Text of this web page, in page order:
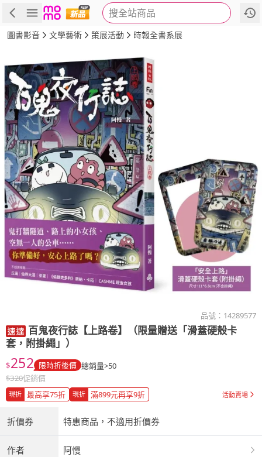
搜全站商品
商品 評價 簡介 詳細資訊
圖書影音 文學藝術 策展活動 時報全書系展
品號： 14289577
百鬼夜行誌【上路卷】（限量贈送「滑蓋硬殼卡
套，附掛繩」）
$252 限時折後價 總銷量>50
$320促銷價
現折 最高享75折 現折 滿899元再享9折 活動賣場
折價券 特惠商品，不適用折價券
作者 阿慢